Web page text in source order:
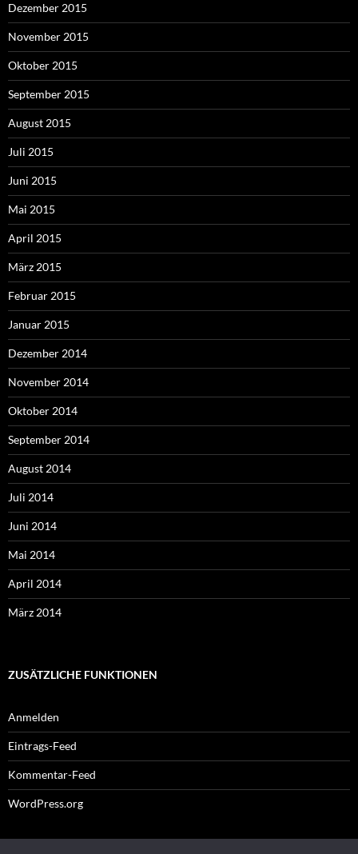
Dezember 2015
November 2015
Oktober 2015
September 2015
August 2015
Juli 2015
Juni 2015
Mai 2015
April 2015
März 2015
Februar 2015
Januar 2015
Dezember 2014
November 2014
Oktober 2014
September 2014
August 2014
Juli 2014
Juni 2014
Mai 2014
April 2014
März 2014
ZUSÄTZLICHE FUNKTIONEN
Anmelden
Eintrags-Feed
Kommentar-Feed
WordPress.org